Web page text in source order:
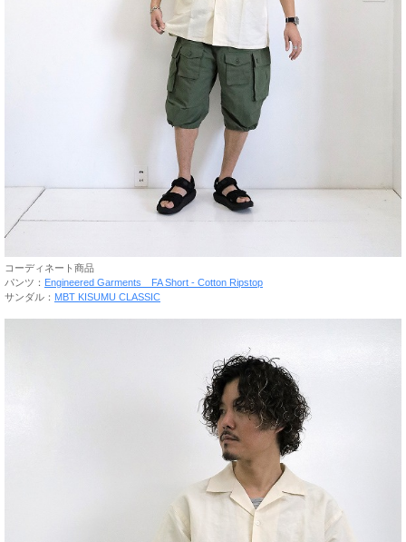
コーディネート商品
パンツ： Engineered Garments FA Short - Cotton Ripstop
サンダル： MBT KISUMU CLASSIC